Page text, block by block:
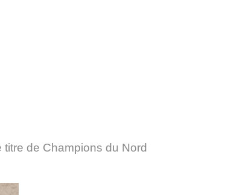
de Champions du Nord